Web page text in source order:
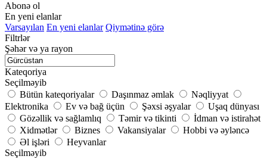
Abonə ol
En yeni elanlar
Varsayılan En yeni elanlar Qiymətinə görə
Filtrlər
Şəhər və ya rayon
Kateqoriya
Seçilməyib
Bütün kateqoriyalar
Daşınmaz əmlak
Nəqliyyat
Elektronika
Ev və bağ üçün Şəxsi əşyalar
Uşaq dünyası
Gözəllik və sağlamlıq
Təmir və tikinti
İdman və istirahət
Xidmətlər
Biznes Vakansiyalar
Hobbi və əyləncə
Əl işləri
Heyvanlar
Seçilməyib